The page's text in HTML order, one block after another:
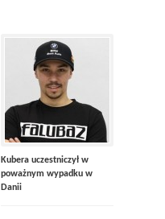
Kubera uczestniczył w
poważnym wypadku w
Danii